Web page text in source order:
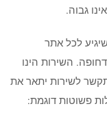
גבוה.
לכל אתר
השירות הינו
לשירות יתאר את
פשוטות דוגמת: